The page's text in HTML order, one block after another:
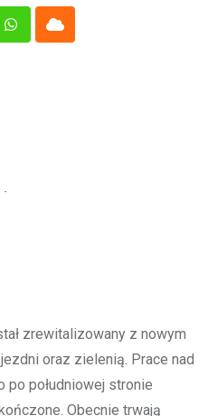
WhatsappCloud
zrewitalizowany z nowym
oraz zielenią. Prace nad
po południowej stronie
Obecnie trwają